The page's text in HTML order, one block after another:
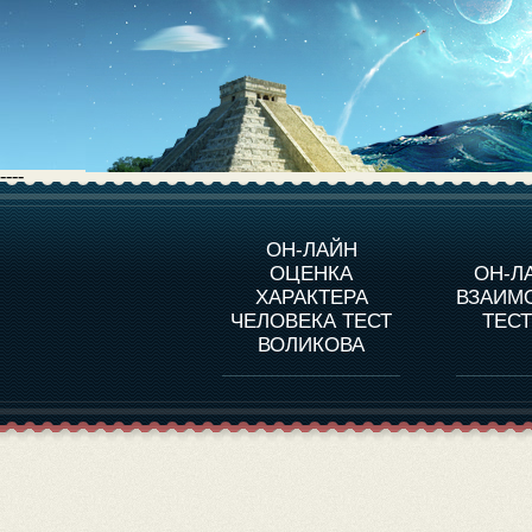
----
ОН-ЛАЙН
ОЦЕНКА
ХАРАКТЕРА
ЧЕЛОВЕКА ТЕСТ
ВОЛИКОВА
ОН-
О ПРОГРАММЕ
ОЦЕНКА ХАРАКТЕРA
ЧЕЛОВЕКА
ОЦЕНКА ХАРАКТЕРА
ВЫДАЮЩИХСЯ
ЛИЧНОСТЕЙ